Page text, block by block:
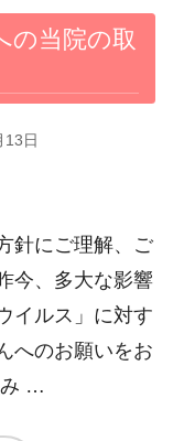
の当院の取
13日
針にご理解、ご
今、多大な影響
イルス」に対す
へのお願いをお
み …